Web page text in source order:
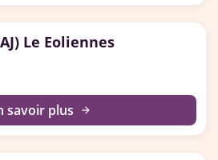
Le Eoliennes
savoir plus arrow_forward